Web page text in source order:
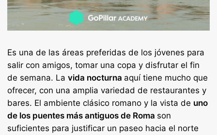
Es una de las áreas preferidas de los jóvenes para
salir con amigos, tomar una copa y disfrutar el fin
de semana. La vida nocturna aquí tiene mucho que
ofrecer, con una amplia variedad de restaurantes y
bares. El ambiente clásico romano y la vista de uno
de los puentes más antiguos de Roma son
suficientes para justificar un paseo hacia el norte